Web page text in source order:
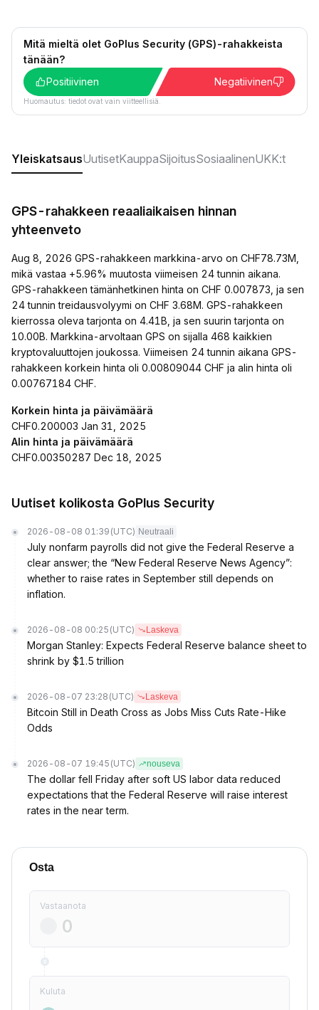
Mitä mieltä olet GoPlus Security (GPS)-rahakkeista
tänään?
Positiivinen
Negatiivinen
Huomautus: tiedot ovat vain viitteellisiä.
YleiskatsausUutisetKauppaSijoitusSosiaalinenUKK:t
GPS-rahakkeen reaaliaikaisen hinnan
yhteenveto
Aug 8, 2026 GPS-rahakkeen markkina-arvo on CHF78.73M,
mikä vastaa +5.96% muutosta viimeisen 24 tunnin aikana.
GPS-rahakkeen tämänhetkinen hinta on CHF 0.007873, ja sen
24 tunnin treidausvolyymi on CHF 3.68M. GPS-rahakkeen
kierrossa oleva tarjonta on 4.41B, ja sen suurin tarjonta on
10.00B. Markkina-arvoltaan GPS on sijalla 468 kaikkien
kryptovaluuttojen joukossa. Viimeisen 24 tunnin aikana GPS-
rahakkeen korkein hinta oli 0.00809044 CHF ja alin hinta oli
0.00767184 CHF.
Korkein hinta ja päivämäärä
CHF0.200003 Jan 31, 2025
Alin hinta ja päivämäärä
CHF0.00350287 Dec 18, 2025
Uutiset kolikosta GoPlus Security
2026-08-08 01:39 (UTC) Neutraali
July nonfarm payrolls did not give the Federal Reserve a
clear answer; the “New Federal Reserve News Agency”:
whether to raise rates in September still depends on
inflation.
2026-08-08 00:25 (UTC) Laskeva
Morgan Stanley: Expects Federal Reserve balance sheet to
shrink by $1.5 trillion
2026-08-07 23:28 (UTC) Laskeva
Bitcoin Still in Death Cross as Jobs Miss Cuts Rate-Hike
Odds
2026-08-07 19:45 (UTC) nouseva
The dollar fell Friday after soft US labor data reduced
expectations that the Federal Reserve will raise interest
rates in the near term.
Osta
Vastaanota
Kuluta